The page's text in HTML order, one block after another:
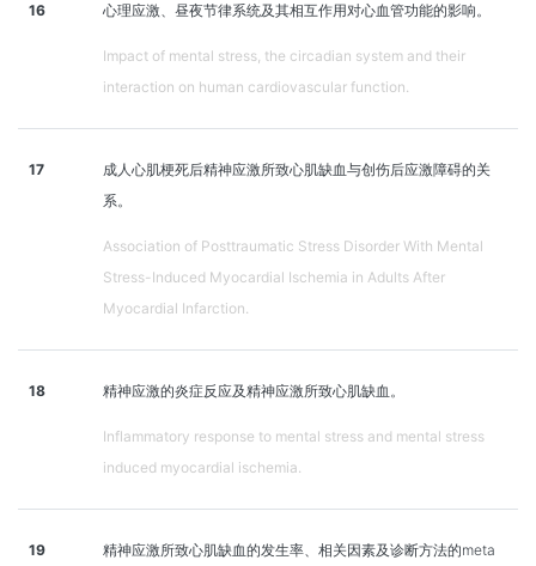
16 心理应激、昼夜节律系统及其相互作用对心血管功能的影响。
Impact of mental stress, the circadian system and their
interaction on human cardiovascular function.
17
成人心肌梗死后精神应激所致心肌缺血与创伤后应激障碍的关
系。
Association of Posttraumatic Stress Disorder With Mental
Stress-Induced Myocardial Ischemia in Adults After
Myocardial Infarction.
18 精神应激的炎症反应及精神应激所致心肌缺血。
Inflammatory response to mental stress and mental stress
induced myocardial ischemia.
19
精神应激所致心肌缺血的发生率、相关因素及诊断方法的meta